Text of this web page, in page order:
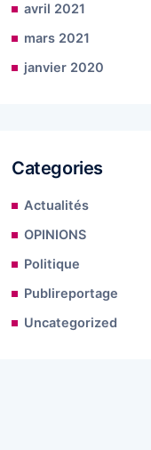
avril 2021
mars 2021
janvier 2020
Categories
Actualités
OPINIONS
Politique
Publireportage
Uncategorized